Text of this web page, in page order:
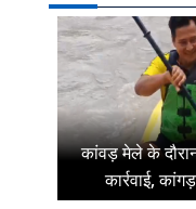
कांवड़ मेले के
कार्रवाई,